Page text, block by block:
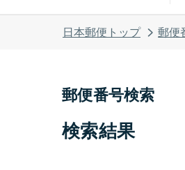
日本郵便トップ 郵便
郵便番号検索
検索結果